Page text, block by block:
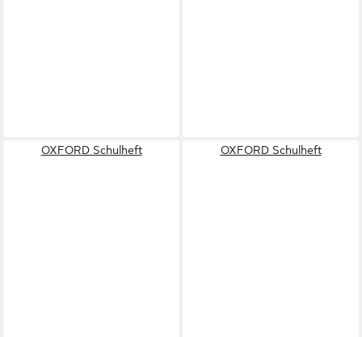
OXFORD Schulheft OXFORD Schulheft